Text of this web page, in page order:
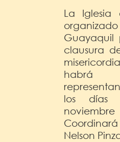
La Iglesia
Guayaquil
clausura
los
Nelson